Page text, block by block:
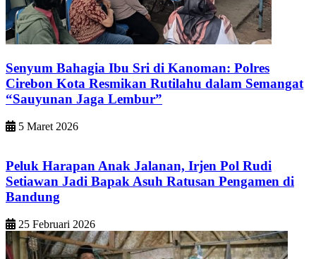
Senyum Bahagia Ibu Sri di Kanoman: Polres
Cirebon Kota Resmikan Rutilahu dalam Semangat
“Sauyunan Jaga Lembur”
5 Maret 2026
Peluk Harapan Anak Jalanan, Irjen Pol Rudi
Setiawan Jadi Bapak Asuh Ratusan Pengamen di
Bandung
25 Februari 2026